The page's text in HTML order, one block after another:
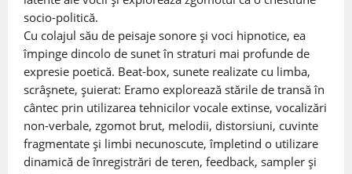
socio-politică.
Cu colajul său de peisaje sonore și voci hipnotice, ea
împinge dincolo de sunet în straturi mai profunde de
expresie poetică. Beat-box, sunete realizate cu limba,
scrâșnete, șuierat: Eramo explorează stările de transă în
cântec prin utilizarea tehnicilor vocale extinse, vocalizări
non-verbale, zgomot brut, melodii, distorsiuni, cuvinte
fragmentate și limbi necunoscute, împletind o utilizare
dinamică de înregistrări de teren, feedback, sampler și